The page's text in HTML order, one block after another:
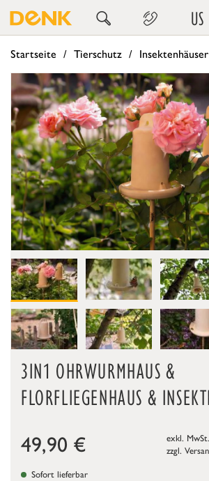
US
Startseite Tierschutz Insektenhäuser
3IN1 OHRWURMHAUS &
FLORFLIEGENHAUS &
49,90 €
exkl.
zzgl.
Sofort lieferbar